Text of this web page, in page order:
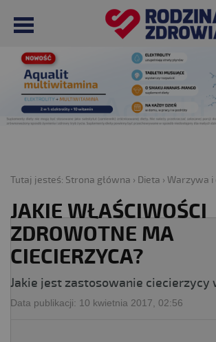
Tutaj jesteś: Strona główna › Dieta › Warzywa i
JAKIE WŁAŚCIWOŚCI
ZDROWOTNE MA
CIECIERZYCA?
Jakie jest zastosowanie ciecierzycy
Data publikacji: 10 kwietnia 2017, 02:56